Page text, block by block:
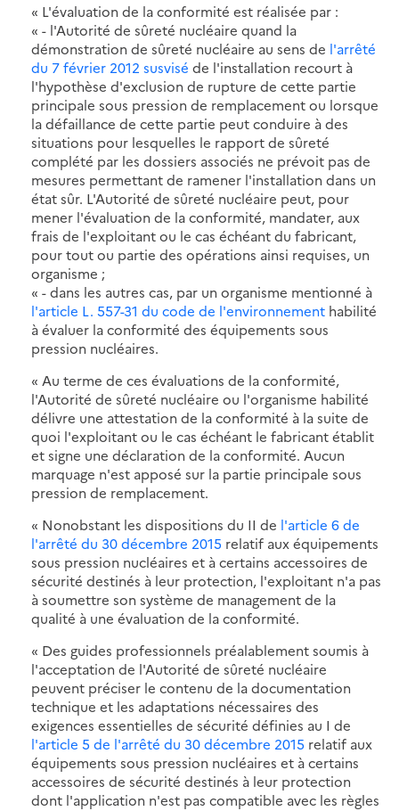
« L'évaluation de la conformité est réalisée par :
« - l'Autorité de sûreté nucléaire quand la
démonstration de sûreté nucléaire au sens de l'arrêté
du 7 février 2012 susvisé de l'installation recourt à
l'hypothèse d'exclusion de rupture de cette partie
principale sous pression de remplacement ou lorsque
la défaillance de cette partie peut conduire à des
situations pour lesquelles le rapport de sûreté
complété par les dossiers associés ne prévoit pas de
mesures permettant de ramener l'installation dans un
état sûr. L'Autorité de sûreté nucléaire peut, pour
mener l'évaluation de la conformité, mandater, aux
frais de l'exploitant ou le cas échéant du fabricant,
pour tout ou partie des opérations ainsi requises, un
organisme ;
« - dans les autres cas, par un organisme mentionné à
l'article L. 557-31 du code de l'environnement habilité
à évaluer la conformité des équipements sous
pression nucléaires.
« Au terme de ces évaluations de la conformité,
l'Autorité de sûreté nucléaire ou l'organisme habilité
délivre une attestation de la conformité à la suite de
quoi l'exploitant ou le cas échéant le fabricant établit
et signe une déclaration de la conformité. Aucun
marquage n'est apposé sur la partie principale sous
pression de remplacement.
« Nonobstant les dispositions du II de l'article 6 de
l'arrêté du 30 décembre 2015 relatif aux équipements
sous pression nucléaires et à certains accessoires de
sécurité destinés à leur protection, l'exploitant n'a pas
à soumettre son système de management de la
qualité à une évaluation de la conformité.
« Des guides professionnels préalablement soumis à
l'acceptation de l'Autorité de sûreté nucléaire
peuvent préciser le contenu de la documentation
technique et les adaptations nécessaires des
exigences essentielles de sécurité définies au I de
l'article 5 de l'arrêté du 30 décembre 2015 relatif aux
équipements sous pression nucléaires et à certains
accessoires de sécurité destinés à leur protection
dont l'application n'est pas compatible avec les règles